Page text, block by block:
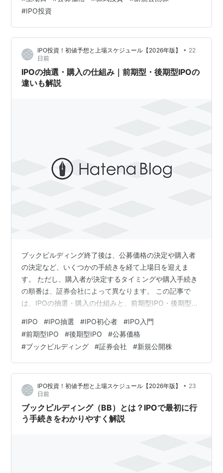
（はつね）とは、上場日に最初に成立した株価のことで
す。 IPOでは、初値が公募価格を上回る銘柄が多くあり
ます。 そのため、初値で売却して利益の獲得を目指す
「初値売り」という投資方法があります。 一方で、すべ
てのIPO株が公募価格より高…
#IPO投資
IPO投資！初値予想と上場スケジュール【2026年版】 • 22
日前
IPOの抽選・購入の仕組み｜前期型・後期型IPOの
違いも解説
ブックビルディング終了後は、公募価格の決定や購入者
の決定など、いくつかの手続きを経て上場日を迎えま
す。 ただし、購入者が決定するタイミングや購入手続き
の順番は、証券会社によって異なります。 この記事で
は、IPOの抽選・購入の仕組みと、前期型IPO・後期型
型IPO」は、IPOの申込手順の違いを表す一般的な呼称で
す。 IPOの抽選・購入の流れ ブックビルディング終了後
は、一般的に次の流れで進みます。 1. 公募価格が決定す
る2. 購入者が決定する3. 必要な手続きを行う4. 上場日を
迎える ただし、購入者が決定するタイミングや必要な手
続きの…
#IPO #IPO抽選 #IPO初心者 #IPO入門
#前期型IPO #後期型IPO #公募価格
#ブックビルディング #証券会社 #新規公開株
IPO投資！初値予想と上場スケジュール【2026年版】 • 23
日前
ブックビルディング（BB）とは？IPOで最初に行
う手続きをわかりやすく解説